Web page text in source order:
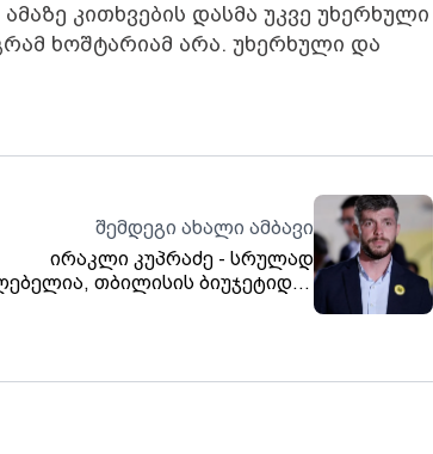
კითხვების დასმა უკვე უხერხული
ხოშტარიამ არა. უხერხული და
შემდეგი ახალი ამბავი
ირაკლი კუპრაძე - სრულად
თბილისის ბიუჯეტიდან
უფასო კვებისთვის 100 მლნ